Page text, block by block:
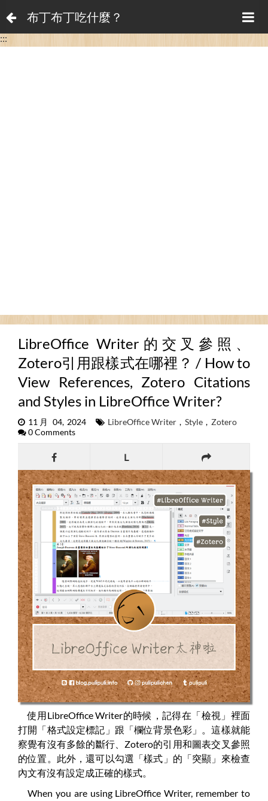
布丁布丁吃什麼？
:::
LibreOffice Writer的交叉參照、
Zotero引用跟樣式在哪裡？ / How to
View References, Zotero Citations
and Styles in LibreOffice Writer?
11月 04, 2024 LibreOffice Writer, Style, Zotero
0 Comments
L
使用LibreOffice Writer的時候，記得在「檢視」裡面
打開「格式設定標記」跟「欄位背景色彩」。這樣就能
察覺有沒有多餘的斷行、Zotero的引用和圖表交叉參照
的位置。此外，還可以勾選「樣式」的「突顯」來檢查
內文有沒有設定成正確的樣式。
When you are using LibreOffice Writer, remember to